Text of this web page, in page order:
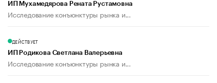
ИП Мухамедярова Рената Рустамовна
Исследование конъюнктуры рынка и...
ДЕЙСТВУЕТ
ИП Родикова Светлана Валерьевна
Исследование конъюнктуры рынка и...